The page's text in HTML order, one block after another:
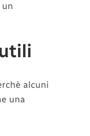
un
alcuni
una